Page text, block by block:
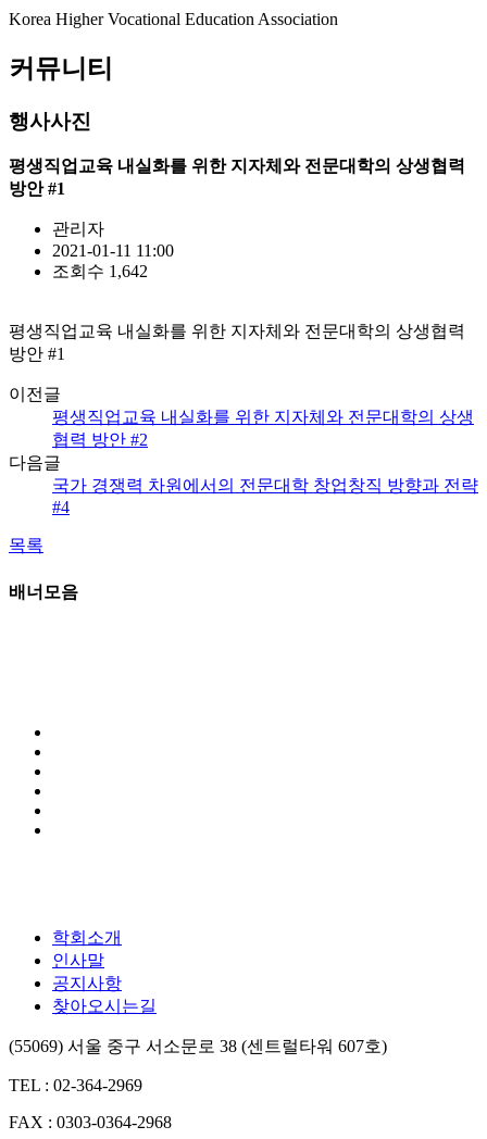
Korea Higher Vocational Education Association
커뮤니티
행사사진
평생직업교육 내실화를 위한 지자체와 전문대학의 상생협력
방안 #1
관리자
2021-01-11 11:00
조회수 1,642
평생직업교육 내실화를 위한 지자체와 전문대학의 상생협력
방안 #1
이전글
평생직업교육 내실화를 위한 지자체와 전문대학의 상생
협력 방안 #2
다음글
국가 경쟁력 차원에서의 전문대학 창업창직 방향과 전략
#4
목록
배너모음
학회소개
인사말
공지사항
찾아오시는길
(55069) 서울 중구 서소문로 38 (센트럴타워 607호)
TEL : 02-364-2969
FAX : 0303-0364-2968